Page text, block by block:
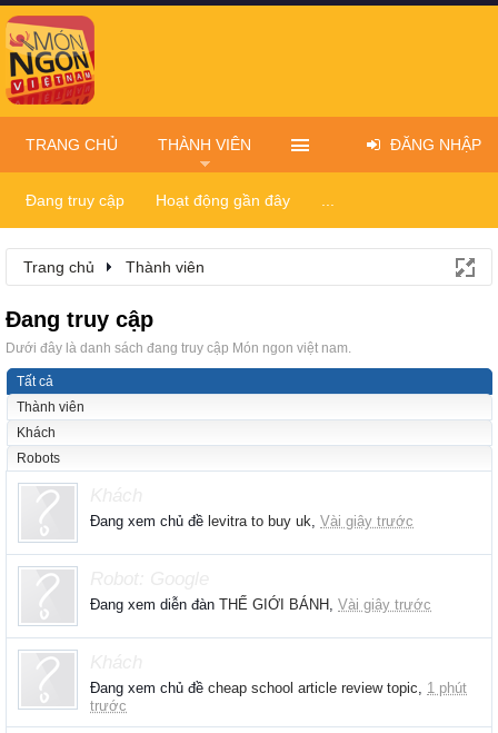
Trang chủ Thành viên
Đang truy cập
Dưới đây là danh sách đang truy cập Món ngon việt nam.
Tất cả
Thành viên
Khách
Robots
Đang xem chủ đề levitra to buy uk, Vài giây trước
Đang xem diễn đàn THẾ GIỚI BÁNH , Vài giây trước
Đang xem chủ đề cheap school article review topic, 1 phút
trước
TRANG CHỦ THÀNH VIÊN
Đang truy cập Hoạt động gần đây
ĐĂNG NHẬP